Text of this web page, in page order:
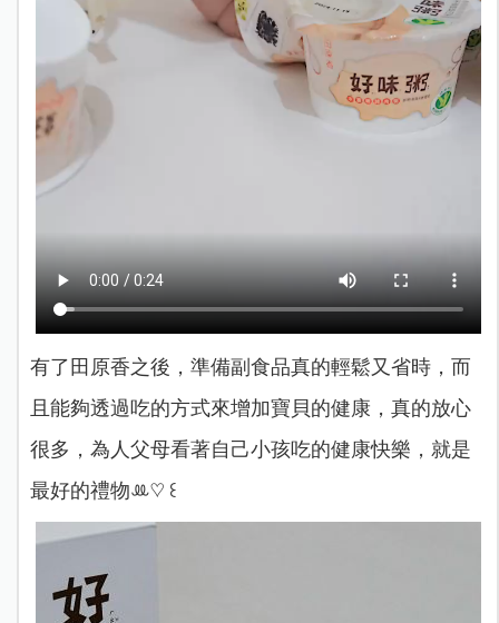
有了田原香之後，準備副食品真的輕鬆又省時，而
且能夠透過吃的方式來增加寶貝的健康，真的放心
很多，為人父母看著自己小孩吃的健康快樂，就是
最好的禮物‪ꔛ‬♡‪ ꒰